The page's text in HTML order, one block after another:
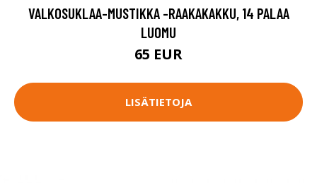
VALKOSUKLAA-MUSTIKKA -RAAKAKAKKU, 14 PALAA
LUOMU
65 EUR
LISÄTIETOJA